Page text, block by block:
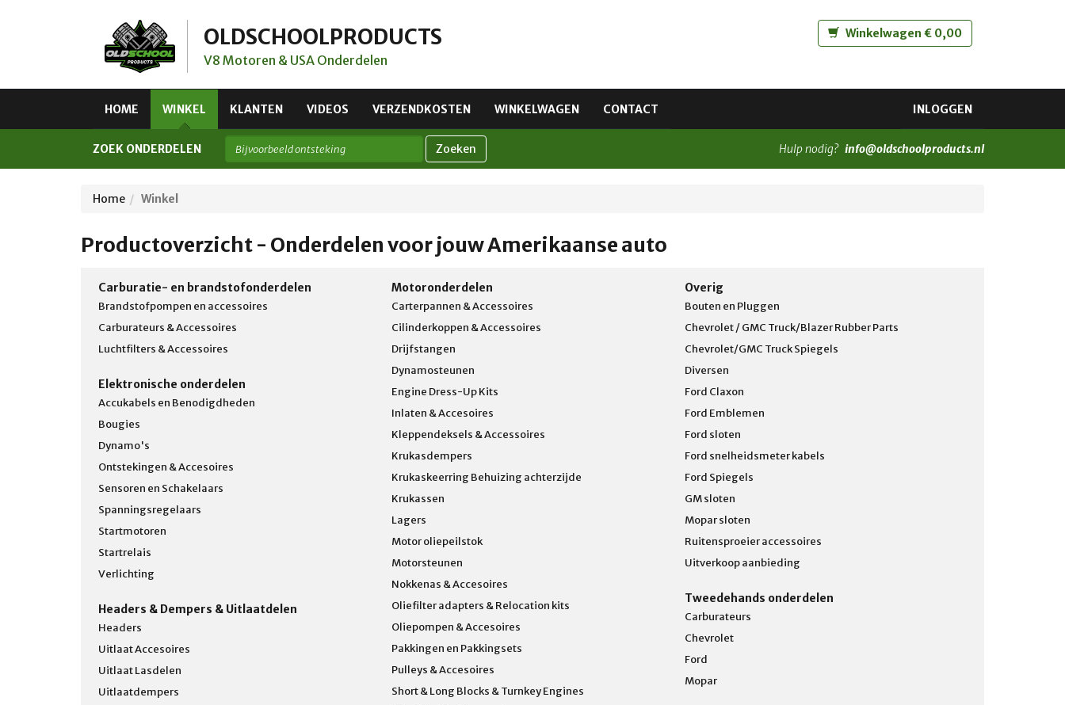
OLDSCHOOLPRODUCTS
V8 Motoren & USA Onderdelen
Winkelwagen € 0,00
HOME WINKEL KLANTEN VIDEOS VERZENDKOSTEN WINKELWAGEN CONTACT INLOGGEN
ZOEK ONDERDELEN Zoeken Hulp nodig? info@oldschoolproducts.nl
Home Winkel
Productoverzicht - Onderdelen voor jouw Amerikaanse auto
Carburatie- en brandstofonderdelen
Brandstofpompen en accessoires
Carburateurs & Accessoires
Luchtfilters & Accessoires
Elektronische onderdelen
Accukabels en Benodigdheden
Bougies
Dynamo's
Ontstekingen & Accesoires
Sensoren en Schakelaars
Spanningsregelaars
Startmotoren
Startrelais
Verlichting
Headers & Dempers & Uitlaatdelen
Headers
Uitlaat Accesoires
Uitlaat Lasdelen
Uitlaatdempers
Motoronderdelen
Carterpannen & Accessoires
Cilinderkoppen & Accessoires
Drijfstangen
Dynamosteunen
Engine Dress-Up Kits
Inlaten & Accesoires
Kleppendeksels & Accessoires
Krukasdempers
Krukaskeerring Behuizing achterzijde
Krukassen
Lagers
Motor oliepeilstok
Motorsteunen
Nokkenas & Accesoires
Oliefilter adapters & Relocation kits
Oliepompen & Accesoires
Pakkingen en Pakkingsets
Pulleys & Accesoires
Short & Long Blocks & Turnkey Engines
Overig
Bouten en Pluggen
Chevrolet / GMC Truck/Blazer Rubber Parts
Chevrolet/GMC Truck Spiegels
Diversen
Ford Claxon
Ford Emblemen
Ford sloten
Ford snelheidsmeter kabels
Ford Spiegels
GM sloten
Mopar sloten
Ruitensproeier accessoires
Uitverkoop aanbieding
Tweedehands onderdelen
Carburateurs
Chevrolet
Ford
Mopar